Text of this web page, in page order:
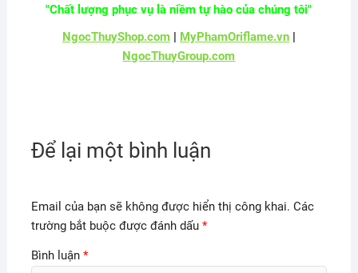
"Chất lượng phục vụ là niềm tự hào của chúng tôi"
NgocThuyShop.com| MyPhamOriflame.vn|
NgocThuyGroup.com
Để lại một bình luận
Email của bạn sẽ không được hiển thị công khai. Các
trường bắt buộc được đánh dấu *
Bình luận *